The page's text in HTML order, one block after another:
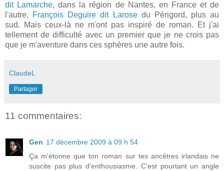
dit Lamarche, dans la région de Nantes, en France et de
l'autre,
François Deguire dit Larosedu Périgord, plus au
sud. Mais ceux-là ne m'ont pas inspiré de roman. Et j'ai
tellement de difficulté avec un premier que je ne crois pas
que je m'aventure dans ces sphères une autre fois.
ClaudeL
Partager
11 commentaires:
Gen 17 décembre 2009 à 09 h 54
Ça m'étonne que ton roman sur tes ancêtres irlandais ne
suscite pas plus d'enthousiasme. C'est pourtant un angle